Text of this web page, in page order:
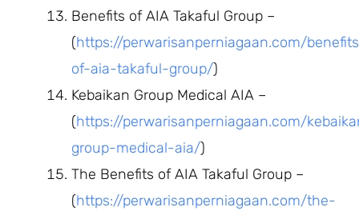
Benefits of AIA Takaful Group –
(https://perwarisanperniagaan.com/
of-aia-takaful-group/)
Kebaikan Group Medical AIA –
(https://perwarisanperniagaan.com/
group-medical-aia/)
The Benefits of AIA Takaful Group –
(https://perwarisanperniagaan.com/the-